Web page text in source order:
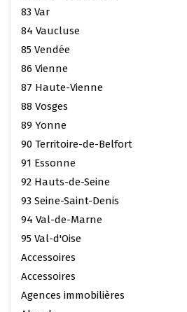
83 Var
84 Vaucluse
85 Vendée
86 Vienne
87 Haute-Vienne
88 Vosges
89 Yonne
90 Territoire-de-Belfort
91 Essonne
92 Hauts-de-Seine
93 Seine-Saint-Denis
94 Val-de-Marne
95 Val-d'Oise
Accessoires
Accessoires
Agences immobilières